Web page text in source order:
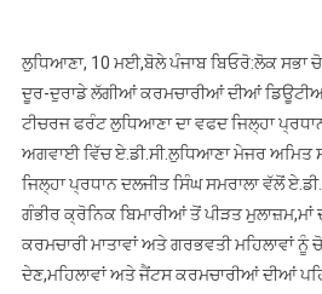
ਲੁਧਿਆਣਾ, 10 ਮਈ,ਬੋਲੇ ਪੰਜਾਬ ਬਿਓਰੋ:ਲੋਕ ਸਭਾ
ਦੂਰ-ਦੁਰਾਡੇ ਲੱਗੀਆਂ ਕਰਮਚਾਰੀਆਂ ਦੀਆਂ
ਟੀਚਰਜ ਫਰੰਟ ਲੁਧਿਆਣਾ ਦਾ ਵਫਦ ਜਿਲ੍ਹਾ
ਅਗਵਾਈ ਵਿੱਚ ਏ.ਡੀ.ਸੀ.ਲੁਧਿਆਣਾ ਮੇਜਰ ਅਮਿਤ
ਜਿਲ੍ਹਾ ਪ੍ਰਧਾਨ ਦਲਜੀਤ ਸਿੰਘ ਸਮਰਾਲਾ ਵੱਲੋਂ
ਗੰਭੀਰ ਕ੍ਰੋਨਿਕ ਬਿਮਾਰੀਆਂ ਤੋਂ ਪੀੜਤ
ਕਰਮਚਾਰੀ ਮਾਤਾਵਾਂ ਅਤੇ ਗਰਭਵਤੀ ਮਹਿਲਾਵਾਂ
ਦੇਣ,ਮਹਿਲਾਵਾਂ ਅਤੇ ਜੈਂਟਸ ਕਰਮਚਾਰੀਆਂ ਦੀਆਂ